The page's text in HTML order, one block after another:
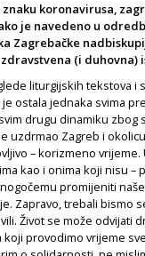
koronavirusa,
je navedeno u
Zagrebačke
(i duhovna)
liturgijskih tekstova i
ostala jednaka svima
drugu dinamiku
uzdrmao Zagreb i
– korizmeno vrijeme.
kao i onima koji nisu
promijeniti
Zapravo, trebali bismo
Život se može odvijati
koji provodimo vrijeme